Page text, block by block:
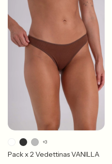
Pack x 2 Vedettinas VANILLA
+3